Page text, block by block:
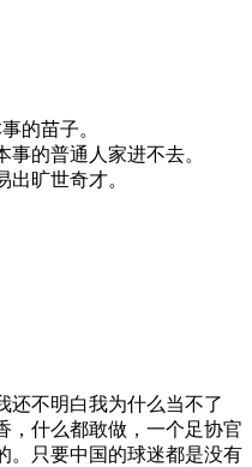
的苗子。
的普通人家进不去。
旷世奇才。
还不明白我为什么当不了
，什么都敢做，一个足协官
。只要中国的球迷都是没有